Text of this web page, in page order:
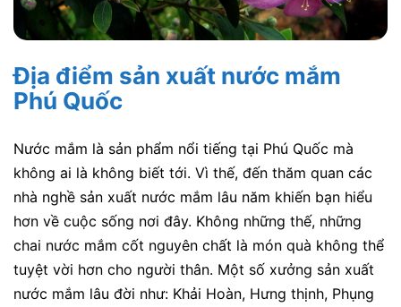
Địa điểm sản xuất nước mắm
Phú Quốc
Nước mắm là sản phẩm nổi tiếng tại Phú Quốc mà
không ai là không biết tới. Vì thế, đến thăm quan các
nhà nghề sản xuất nước mắm lâu năm khiến bạn hiểu
hơn về cuộc sống nơi đây. Không những thế, những
chai nước mắm cốt nguyên chất là món quà không thể
tuyệt vời hơn cho người thân. Một số xưởng sản xuất
nước mắm lâu đời như: Khải Hoàn, Hưng thịnh, Phụng